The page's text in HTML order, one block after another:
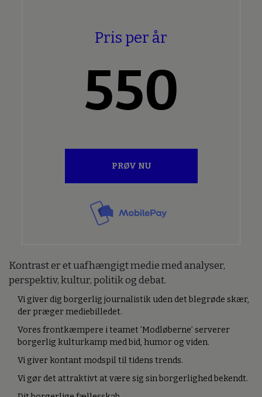
Pris per år
550
PRØV NU
Kontrast er et uafhængigt medie med analyser,
perspektiv, kultur, politik og debat.
Vi giver dig borgerlig journalistik uden det blegrøde skær,
der præger mediebilledet.
Vores frontkæmpere i teamet ’Modløberne’ serverer
borgerlig kulturkamp med bid, humor og viden.
Vi giver kontant modspil til tidens trends.
Vi gør det attraktivt at være sig sin borgerlighed bekendt.